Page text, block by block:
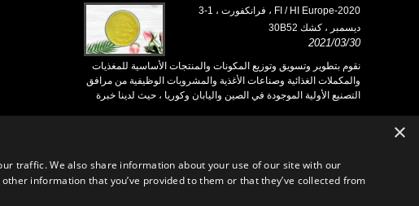
والمكملات
سنوات عديدة ونحن
2020-FI / HI Europe ، فرانكفورت ، 1-3
ديسمبر ، كشك 30B52
2021/03/30
نقوم بتطوير وتسويق وتوزيع المكونات والمنتجات الأساسية للمغذيات
والمكملات الغذائية وصناعات الأغذية والمشروبات الوظيفية من مرافق
التصنيع الأولية الموجودة في الصين واليابان وكوريا ، حيث لدينا خبرة
×
traffic. We also share information about your use of our site with our
information that you’ve provided to them or that they’ve collected from